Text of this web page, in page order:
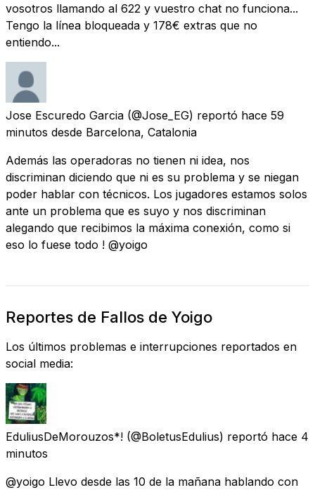
vosotros llamando al 622 y vuestro chat no funciona...
Tengo la línea bloqueada y 178€ extras que no
entiendo...
Jose Escuredo Garcia (@Jose_EG) reportó hace 59
minutos desde Barcelona, Catalonia
Además las operadoras no tienen ni idea, nos
discriminan diciendo que ni es su problema y se niegan
poder hablar con técnicos. Los jugadores estamos solos
ante un problema que es suyo y nos discriminan
alegando que recibimos la máxima conexión, como si
eso lo fuese todo ! @yoigo
Reportes de Fallos de Yoigo
Los últimos problemas e interrupciones reportados en
social media:
EduliusDeMorouzos*! (@BoletusEdulius) reportó hace 4
minutos
@yoigo Llevo desde las 10 de la mañana hablando con